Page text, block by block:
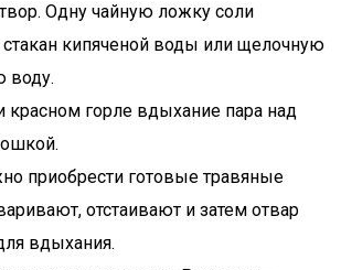
Одну чайную ложку соли
кипяченой воды или щелочную
воду.
красном горле вдыхание пара над
приобрести готовые травяные
отстаивают и затем отвар
вдыхания.